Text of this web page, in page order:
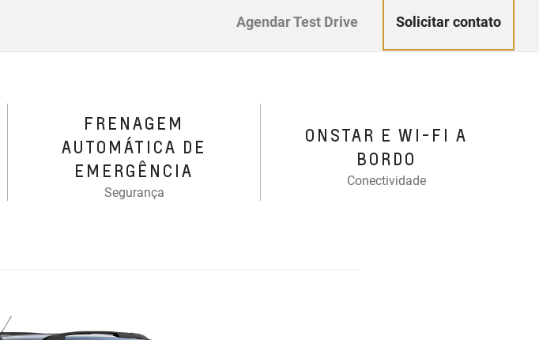
Agendar Test Drive Solicitar contato
FRENAGEM
AUTOMÁTICA DE
EMERGÊNCIA
Segurança
ONSTAR E WI-FI A
BORDO
Conectividade